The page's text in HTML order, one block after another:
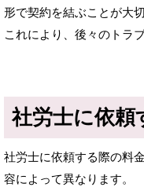
形で契約を結ぶことが大切
これにより、後々のトラ
社労士に依頼
社労士に依頼する際の料
容によって異なります。